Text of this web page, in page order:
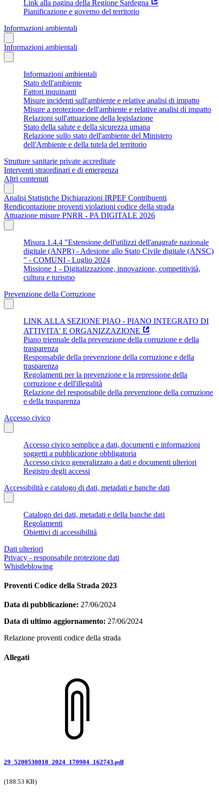
Link alla pagina della Regione Sardegna
Pianificazione e governo del territorio
Informazioni ambientali
Informazioni ambientali
Informazioni ambientali
Stato dell'ambiente
Fattori inquinanti
Misure incidenti sull'ambiente e relative analisi di impatto
Misure a protezione dell'ambiente e relative analisi di impatto
Relazioni sull'attuazione della legislazione
Stato della salute e della sicurezza umana
Relazione sullo stato dell'ambiente del Ministero
dell'Ambiente e della tutela del territorio
Strutture sanitarie private accreditate
Interventi straordinari e di emergenza
Altri contenuti
Analisi Statistiche Dichiarazioni IRPEF Contribuenti
Rendicontazione proventi violazioni codice della strada
Attuazione misure PNRR - PA DIGITALE 2026
Misura 1.4.4 "Estensione dell'utilizzi dell'anagrafe nazionale
digitale (ANPR) - Adesione allo Stato Civile digitale (ANSC)
" - COMUNI - Luglio 2024
Missione 1 - Digitalizzazione, innovazione, competitività,
cultura e turismo
Prevenzione della Corruzione
LINK ALLA SEZIONE PIAO - PIANO INTEGRATO DI
ATTIVITA' E ORGANIZZAZIONE
Piano triennale della prevenzione della corruzione e della
trasparenza
Responsabile della prevenzione della corruzione e della
trasparenza
Regolamenti per la prevenzione e la repressione della
corruzione e dell'illegalità
Relazione del responsabile della prevenzione della corruzione
e della trasparenza
Accesso civico
Accesso civico semplice a dati, documenti e informazioni
soggetti a pubblicazione obbligatoria
Accesso civico generalizzato a dati e documenti ulteriori
Registro degli accessi
Accessibilità e catalogo di dati, metadati e banche dati
Catalogo dei dati, metadati e della banche dati
Regolamenti
Obiettivi di accessibilità
Dati ulteriori
Privacy - responsabile protezione dati
Whistleblowing
Proventi Codice della Strada 2023
Data di pubblicazione: 27/06/2024
Data di ultimo aggiornamento: 27/06/2024
Relazione proventi codice della strada
Allegati
29_5200530010_2024_170904_162743.pdf
(188.53 KB)